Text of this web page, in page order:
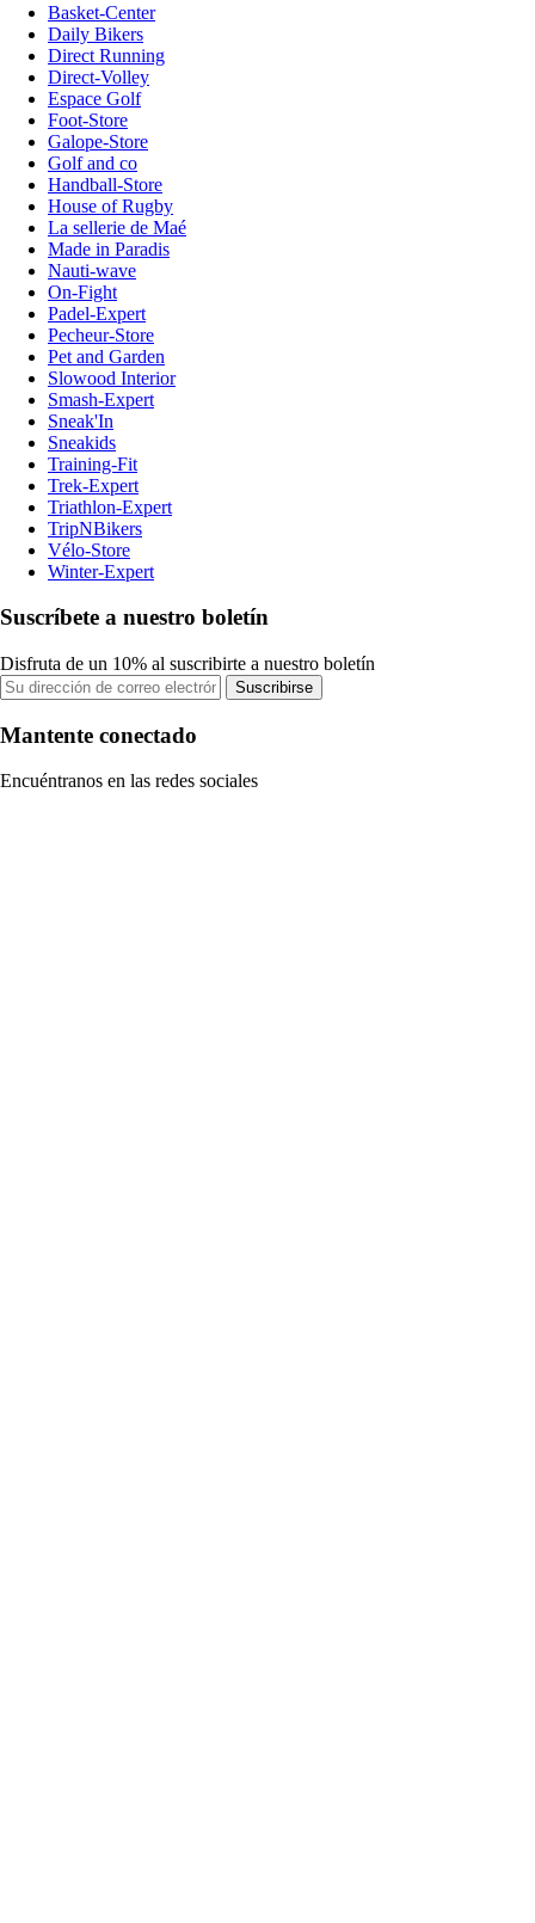
Basket-Center
Daily Bikers
Direct Running
Direct-Volley
Espace Golf
Foot-Store
Galope-Store
Golf and co
Handball-Store
House of Rugby
La sellerie de Maé
Made in Paradis
Nauti-wave
On-Fight
Padel-Expert
Pecheur-Store
Pet and Garden
Slowood Interior
Smash-Expert
Sneak'In
Sneakids
Training-Fit
Trek-Expert
Triathlon-Expert
TripNBikers
Vélo-Store
Winter-Expert
Suscríbete a nuestro boletín
Disfruta de un 10% al suscribirte a nuestro boletín
Suscribirse
Mantente conectado
Encuéntranos en las redes sociales